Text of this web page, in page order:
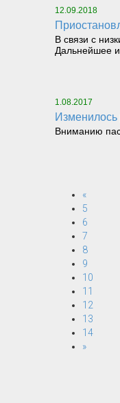
12.09.2018
В связи с
Дальнейшее
1.08.2017
Вниманию
«
5
6
7
8
9
10
11
12
13
14
»